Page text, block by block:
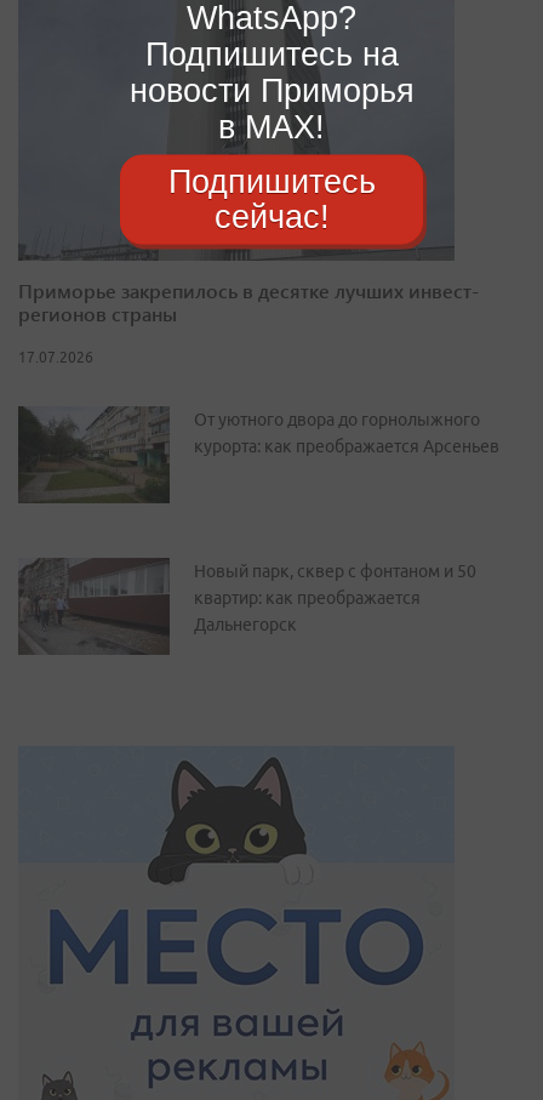
Приморье закрепилось в десятке лучших инвест-
регионов страны
17.07.2026
От уютного двора до горнолыжного
курорта: как преображается Арсеньев
Новый парк, сквер с фонтаном и 50
квартир: как преображается
Дальнегорск
WhatsApp?
Подпишитесь на
новости Приморья
в MAX!
Подпишитесь
сейчас!